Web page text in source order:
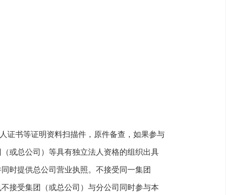
证书等证明资料扫描件，原件备查，如果参与
或总公司）等具有独立法人资格的组织出具
时提供总公司营业执照。不接受同一集团
接受集团（或总公司）与分公司同时参与本